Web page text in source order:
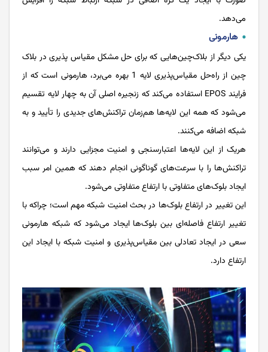
می‌دهد.
هارمونی
یکی دیگر از بلاک‌چین‌هایی که برای حل مشکل مقیاس پذیری در بلاک
چین از راه‌حل مقیاس‌پذیری لایه 1 بهره می‌برد، هارمونی است که از
فرایند EPOS استفاده می‌کند که زنجیره اصلی آن به چهار لایه تقسیم
می‌شود که همه این لایه‌ها هم‌زمان تراکنش‌های جدیدی را تأیید و به
شبکه اضافه می‌کنند.
هریک از این لایه‌ها اعتبارسنجی و امنیت مجزایی دارند و می‌توانند
تراکنش‌ها را با سرعت‌های گوناگونی انجام دهند که همین امر سبب
ایجاد بلوک‌های متفاوتی با ارتفاع متفاوتی می‌شود.
این تغییر در ارتفاع بلوک‌ها در بحث امنیت شبکه مهم است؛ چراکه با
تغییر ارتفاع فاصله‌ای بین بلوک‌ها ایجاد می‌شود که شبکه هارمونی
سعی در ایجاد تعادلی بین مقیاس‌پذیری و امنیت شبکه با ایجاد این
ارتفاع دارد.